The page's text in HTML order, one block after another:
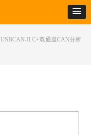
USBCAN-II C+双通道CAN分析